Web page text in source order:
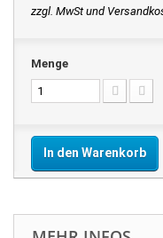
zzgl. MwSt und
Menge
In den Warenkorb